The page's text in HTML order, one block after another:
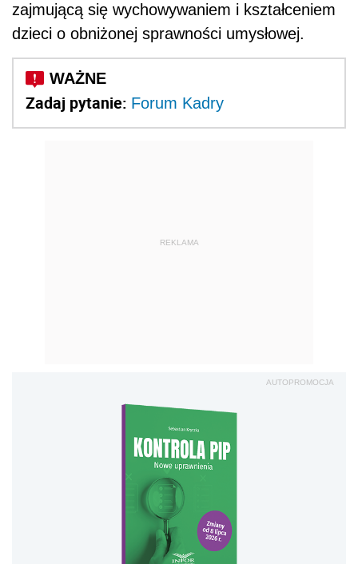
zajmującą się wychowywaniem i kształceniem
dzieci o obniżonej sprawności umysłowej.
Zadaj pytanie: Forum Kadry
REKLAMA
AUTOPROMOCJA